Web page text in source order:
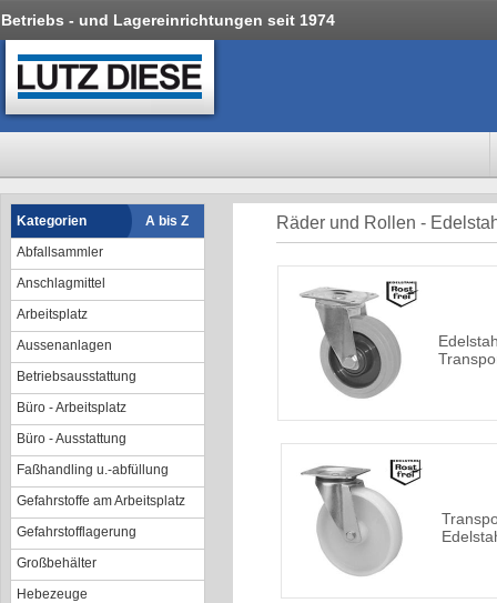
Betriebs - und Lagereinrichtungen seit 1974
Kategorien
A bis Z
Abfallsammler
Anschlagmittel
Arbeitsplatz
Aussenanlagen
Betriebsausstattung
Büro - Arbeitsplatz
Büro - Ausstattung
Faßhandling u.-abfüllung
Gefahrstoffe am Arbeitsplatz
Gefahrstofflagerung
Großbehälter
Hebezeuge
Räder und Rollen -